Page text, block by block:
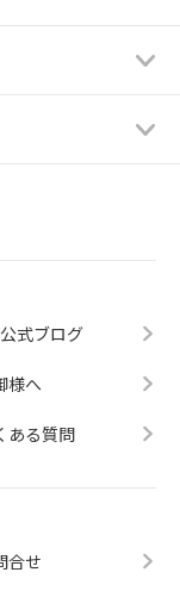
式ブログ
様へ
ある質問
合せ